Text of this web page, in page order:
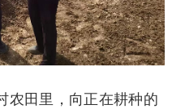
农田里，向正在耕种的